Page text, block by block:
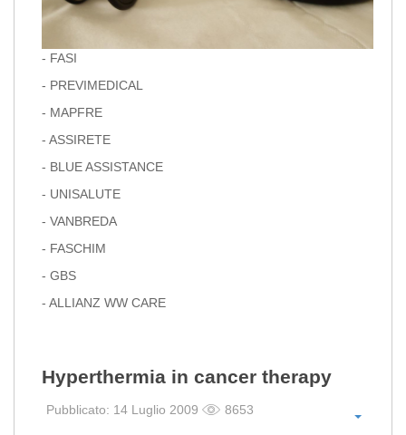
- FASI
- PREVIMEDICAL
- MAPFRE
- ASSIRETE
- BLUE ASSISTANCE
- UNISALUTE
- VANBREDA
- FASCHIM
- GBS
- ALLIANZ WW CARE
Hyperthermia in cancer therapy
Pubblicato: 14 Luglio 2009 8653